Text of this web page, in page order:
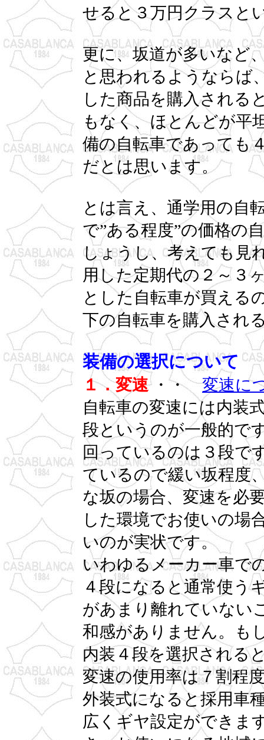
せると３万円クラスと
更に、坂道が多いなど
と思われるようならば
した商品を購入される
もなく、ほとんどが平
備の自転車であっても
だとは思います。
とは言え、通学用の自
で”ある程度”の価格の
しょうし、考えても見
用した定期代の２～３
とした自転車が買える
下の自転車を購入され
装備の選択について
１．変速・・変速に
自転車の変速には内装
段というのが一般的で
回っているのは３段で
ているので緩い坂程度
な坂の場合、変速を必
した環境でお使いの場
いのが実状です。
いわゆるメーカー車で
４段になると通常使う
があまり離れていない
和感がありません。も
内装４段を選択される
変速の使用率は７割程
外装式になると採用車
広くギヤ設定ができま